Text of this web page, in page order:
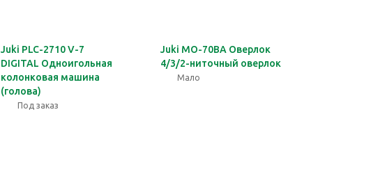
Juki PLC-2710 V-7
DIGITAL Одноигольная
колонковая машина
(голова)
Под заказ
Juki MO-70BA Оверлок
4/3/2-ниточный оверлок
Мало